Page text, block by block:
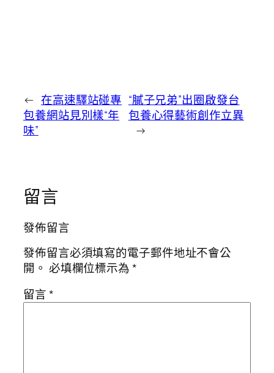
← 在高速驛站碰專
包養網站見別樣“年
味”
“膩子兄弟”出圈啟發台
包養心得藝術創作立異
→
留言
發佈留言
發佈留言必須填寫的電子郵件地址不會公
開。 必填欄位標示為*
留言*